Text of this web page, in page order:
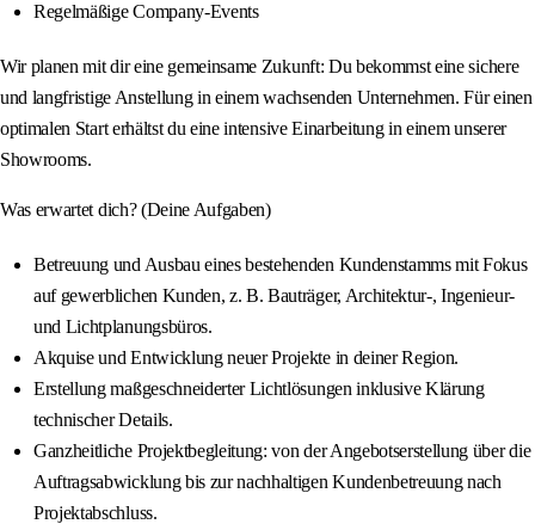
Regelmäßige Company-Events
Wir planen mit dir eine gemeinsame Zukunft: Du bekommst eine sichere
und langfristige Anstellung in einem wachsenden Unternehmen. Für einen
optimalen Start erhältst du eine intensive Einarbeitung in einem unserer
Showrooms.
Was erwartet dich? (Deine Aufgaben)
Betreuung und Ausbau eines bestehenden Kundenstamms mit Fokus
auf gewerblichen Kunden, z. B. Bauträger, Architektur-, Ingenieur-
und Lichtplanungsbüros.
Akquise und Entwicklung neuer Projekte in deiner Region.
Erstellung maßgeschneiderter Lichtlösungen inklusive Klärung
technischer Details.
Ganzheitliche Projektbegleitung: von der Angebotserstellung über die
Auftragsabwicklung bis zur nachhaltigen Kundenbetreuung nach
Projektabschluss.